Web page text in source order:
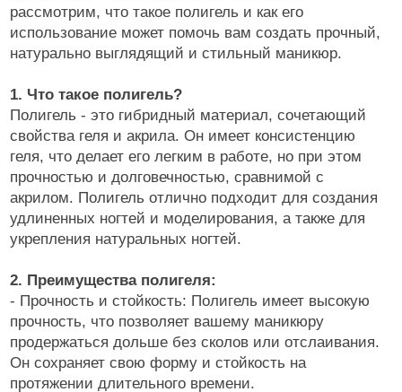
рассмотрим, что такое полигель и как его
использование может помочь вам создать прочный,
натурально выглядящий и стильный маникюр.
1. Что такое полигель?
Полигель - это гибридный материал, сочетающий
свойства геля и акрила. Он имеет консистенцию
геля, что делает его легким в работе, но при этом
прочностью и долговечностью, сравнимой с
акрилом. Полигель отлично подходит для создания
удлиненных ногтей и моделирования, а также для
укрепления натуральных ногтей.
2. Преимущества полигеля:
- Прочность и стойкость: Полигель имеет высокую
прочность, что позволяет вашему маникюру
продержаться дольше без сколов или отслаивания.
Он сохраняет свою форму и стойкость на
протяжении длительного времени.